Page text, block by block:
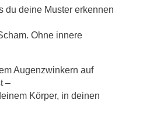
du deine Muster erkennen
Ohne innere
Augenzwinkern auf
–
Körper, in deinen